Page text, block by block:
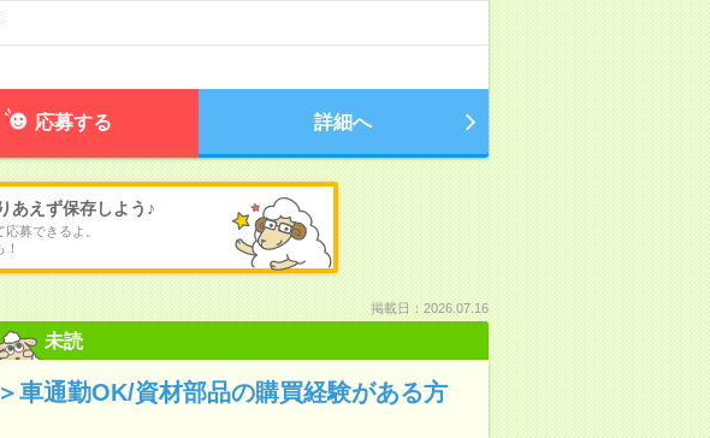
応募する 詳細へ
あえず保存しよう♪
募できるよ。
掲載日：2026.07.16
未読
車通勤OK/資材部品の購買経験がある方